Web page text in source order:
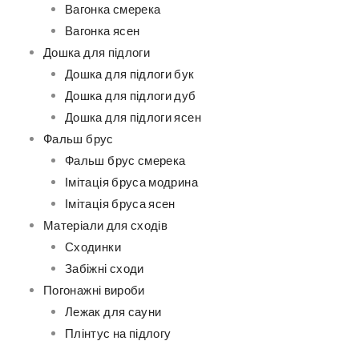
Вагонка смерека
Вагонка ясен
Дошка для підлоги
Дошка для підлоги бук
Дошка для підлоги дуб
Дошка для підлоги ясен
Фальш брус
Фальш брус смерека
Імітація бруса модрина
Імітація бруса ясен
Матеріали для сходів
Сходинки
Забіжні сходи
Погонажні вироби
Лежак для сауни
Плінтус на підлогу